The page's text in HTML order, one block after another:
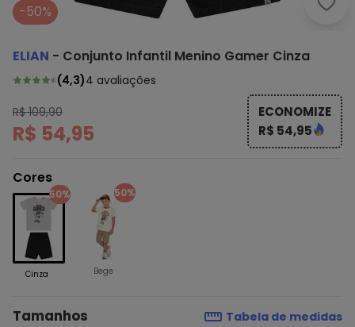
-50%
ELIAN - Conjunto Infantil Menino Gamer Cinza
(4,3)4 avaliações
R$ 109,90
R$ 54,95
ECONOMIZE
R$ 54,95
Cores
50%
Cinza
50%
Bege
Tamanhos Tabela de medidas